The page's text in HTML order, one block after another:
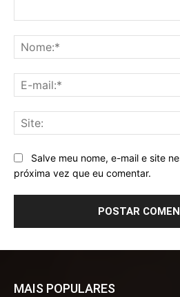
Salve meu nome, e-mail e site
próxima vez que eu comentar.
MAIS POPULARES